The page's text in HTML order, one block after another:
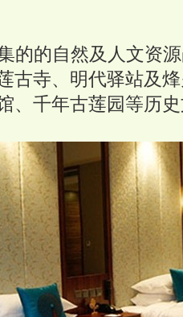
的的自然及人文资
古寺、明代驿站及
、千年古莲园等历